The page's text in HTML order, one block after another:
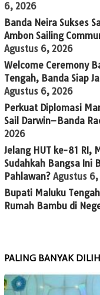
6, 2026
Banda Neira Sukses
Ambon Sailing
Agustus 6, 2026
Welcome Ceremony
Tengah, Banda Siap
Agustus 6, 2026
Perkuat Diplomasi
Sail Darwin–Banda
2026
Jelang HUT ke-81 RI,
Sudahkah Bangsa Ini
Pahlawan? Agustus
Bupati Maluku
Rumah Bambu di
PALING BANYAK